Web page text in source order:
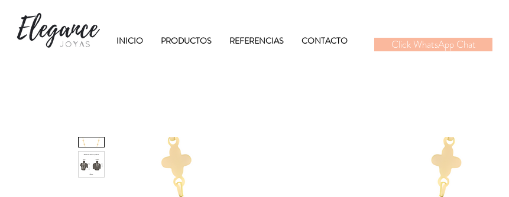
INICIO PRODUCTOS REFERENCIAS CONTACTO Click WhatsApp Chat